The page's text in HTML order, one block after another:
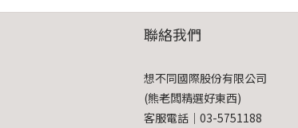
聯絡我們
想不同國際股份有限公司
(熊老闆精選好東西)
客服電話｜03-5751188